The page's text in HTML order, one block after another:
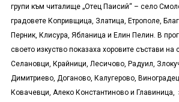
групи към читалище „Отец Паисий“ – село
градовете Копривщица, Златица, Етрополе,
Перник, Клисура, Ябланица и Елин Пелин. В
своето изкуство показаха хоровите състави на
Селановци, Крайници, Лесичово, Радуил,
Димитриево, Доганово, Калугерово,
Ковачевци, Алеко Константиново и Главиница,